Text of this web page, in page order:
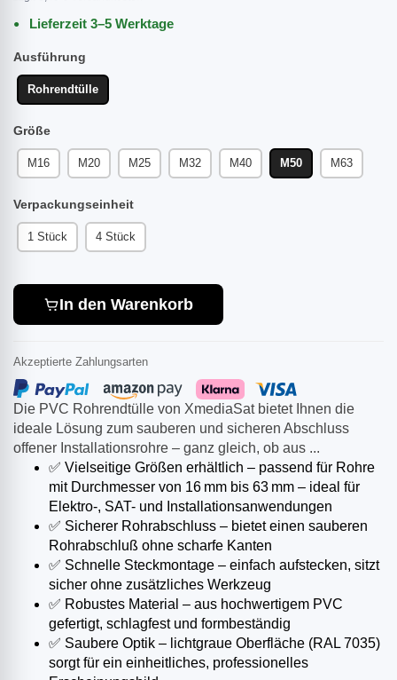
Die PVC Rohrendtülle von XmediaSat bietet Ihnen die
ideale Lösung zum sauberen und sicheren Abschluss
offener Installationsrohre – ganz gleich, ob aus ...
✅ Vielseitige Größen erhältlich – passend für Rohre
mit Durchmesser von 16 mm bis 63 mm – ideal für
Elektro-, SAT- und Installationsanwendungen
✅ Sicherer Rohrabschluss – bietet einen sauberen
Rohrabschluß ohne scharfe Kanten
✅ Schnelle Steckmontage – einfach aufstecken, sitzt
sicher ohne zusätzliches Werkzeug
✅ Robustes Material – aus hochwertigem PVC
gefertigt, schlagfest und formbeständig
✅ Saubere Optik – lichtgraue Oberfläche (RAL 7035)
sorgt für ein einheitliches, professionelles
Lieferzeit 3–5 Werktage
Ausführung
Rohrendtülle
Größe
M16 M20 M25 M32 M40 M50 M63
Verpackungseinheit
1 Stück 4 Stück
In den Warenkorb
Akzeptierte Zahlungsarten